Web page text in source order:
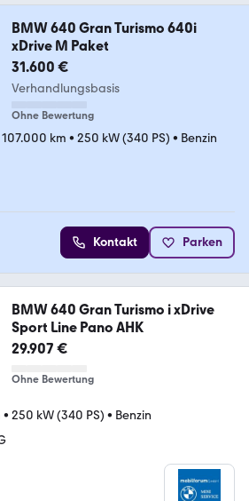
BMW 640 Gran Turismo 640i
xDrive M Paket
31.600 €
Verhandlungsbasis
Ohne Bewertung
107.000 km • 250 kW (340 PS) • Benzin
Kontakt Parken
BMW 640 Gran Turismo i xDrive
Sport Line Pano AHK
29.907 €
Ohne Bewertung
• 250 kW (340 PS) • Benzin